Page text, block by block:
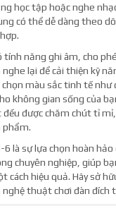
học tập hoặc nghe
có thể dễ dàng theo
tính năng ghi âm, cho
lại để cải thiện kỹ
chọn màu sắc tinh tế
không gian sống của
được chăm chút tỉ
phẩm.
6 là sự lựa chọn hoàn
chuyên nghiệp, giúp
cách hiệu quả. Hãy sở
thuật chơi đàn đích